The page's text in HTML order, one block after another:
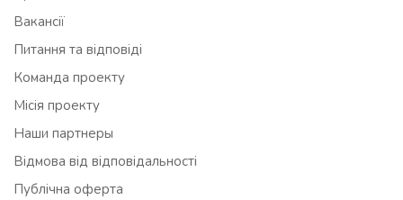
Вакансії
Питання та відповіді
Команда проекту
Місія проекту
Наши партнеры
Відмова від відповідальності
Публічна оферта